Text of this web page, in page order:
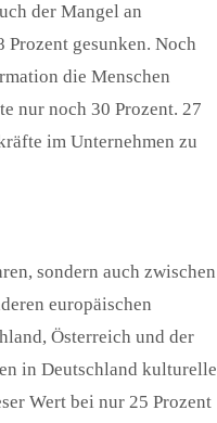
der Mangel an
gesunken. Noch
die Menschen
nur noch 30 Prozent. 27
im Unternehmen zu
sondern auch zwischen
europäischen
Österreich und der
in Deutschland kulturelle
Wert bei nur 25 Prozent